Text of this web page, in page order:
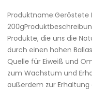
Produktname:Geröstete
Produkte, die uns die
durch einen hohen
Quelle für Eiweiß und
zum Wachstum und
außerdem zur Erhaltung